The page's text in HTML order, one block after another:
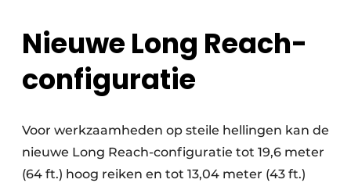
Nieuwe Long Reach-
configuratie
Voor werkzaamheden op steile hellingen kan de
nieuwe Long Reach-configuratie tot 19,6 meter
(64 ft.) hoog reiken en tot 13,04 meter (43 ft.)